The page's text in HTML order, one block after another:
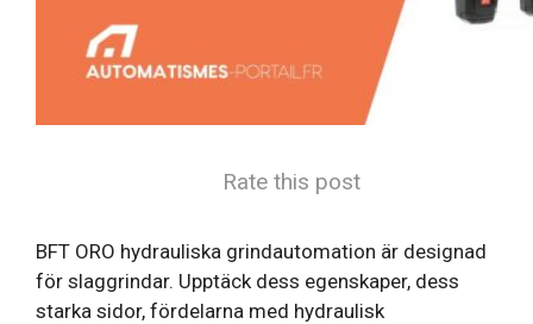
Rate this post
BFT ORO hydrauliska grindautomation är designad
för slaggrindar. Upptäck dess egenskaper, dess
starka sidor, fördelarna med hydraulisk